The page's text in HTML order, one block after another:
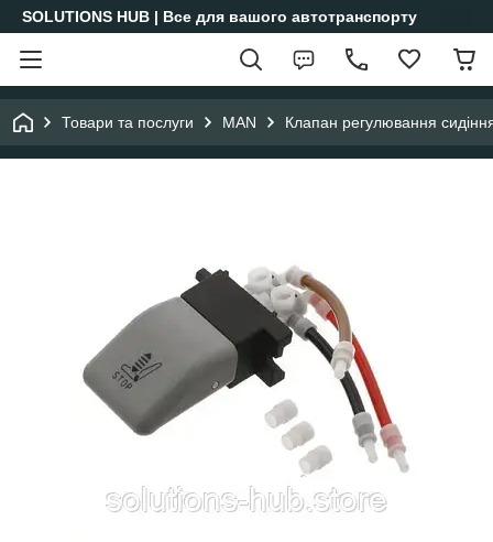
SOLUTIONS HUB | Все для вашого автотранспорту
Товари та послуги MAN Клапан регулювання